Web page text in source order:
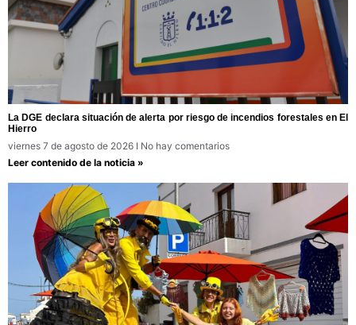
La DGE declara situación de alerta por riesgo de incendios forestales en El
Hierro
viernes 7 de agosto de 2026
No hay comentarios
Leer contenido de la noticia »